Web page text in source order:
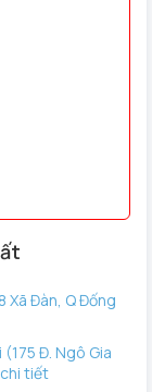
Xã Đàn, Q Đống
Đ. Ngô Gia
tiết